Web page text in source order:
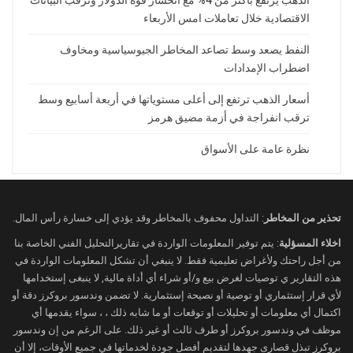
الاقتصادية خلال تعاملات امس الأربعاء
النفط يصعد وسط تصاعد المخاطر الجيوسياسية ومخاوف
اضطراب الإمدادات
أسعار الذهب ترتفع إلى أعلى مستوياتها في أربعة أسابيع وسط
ترقب انفراجة في أزمة مضيق هرمز
نظرة عامة على الأسواق
تحذير من المخاطر : التداول محفوف بالمخاطر وقد يؤدي إلى خسارة رأس المال.
اخلاء المسؤلية: يتم توفير المعلومات الواردة في تقاريرالتحليل الفني الخاصة بنا
من أجل راحتك ولأغراض تعليمية فقط. لا ينبغي أن تشكل المعلومات الواردة في
هذه التقارير ي توصيات لغرض بيع و/أو شراء أي أداة مالية, لا ينبغى إستخدامها
لأي قرار إستثماري أو توصية أو نصيحة إستثمارية. لا تضمن وندسور بروكرز دقة أو
اكتمال أي معلومات أو تحليلات أو توقعات أو ما شابه ذلك ، ، سواء يقدمها أي
موظف في وندسور بروكرز أو طرف ثالث أو غير ذلك. على الرغم من إن وندسور
بروكرز تبذل قصارى جهدها لتقديم أفضل جودة لخدماتها في جميع الأوقات، إلا أن